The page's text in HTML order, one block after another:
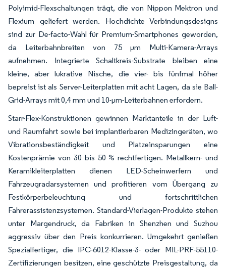
Polyimid-Flexschaltungen trägt, die von Nippon Mektron und
Flexium geliefert werden. Hochdichte Verbindungsdesigns
sind zur De-facto-Wahl für Premium-Smartphones geworden,
da Leiterbahnbreiten von 75 µm Multi-Kamera-Arrays
aufnehmen. Integrierte Schaltkreis-Substrate bleiben eine
kleine, aber lukrative Nische, die vier- bis fünfmal höher
bepreist ist als Server-Leiterplatten mit acht Lagen, da sie Ball-
Grid-Arrays mit 0,4 mm und 10-µm-Leiterbahnen erfordern.
Starr-Flex-Konstruktionen gewinnen Marktanteile in der Luft-
und Raumfahrt sowie bei implantierbaren Medizingeräten, wo
Vibrationsbeständigkeit und Platzeinsparungen eine
Kostenprämie von 30 bis 50 % rechtfertigen. Metallkern- und
Keramikleiterplatten dienen LED-Scheinwerfern und
Fahrzeugradarsystemen und profitieren vom Übergang zu
Festkörperbeleuchtung und fortschrittlichen
Fahrerassistenzsystemen. Standard-Vierlagen-Produkte stehen
unter Margendruck, da Fabriken in Shenzhen und Suzhou
aggressiv über den Preis konkurrieren. Umgekehrt genießen
Spezialfertiger, die IPC-6012-Klasse-3- oder MIL-PRF-55110-
Zertifizierungen besitzen, eine geschützte Preisgestaltung, da